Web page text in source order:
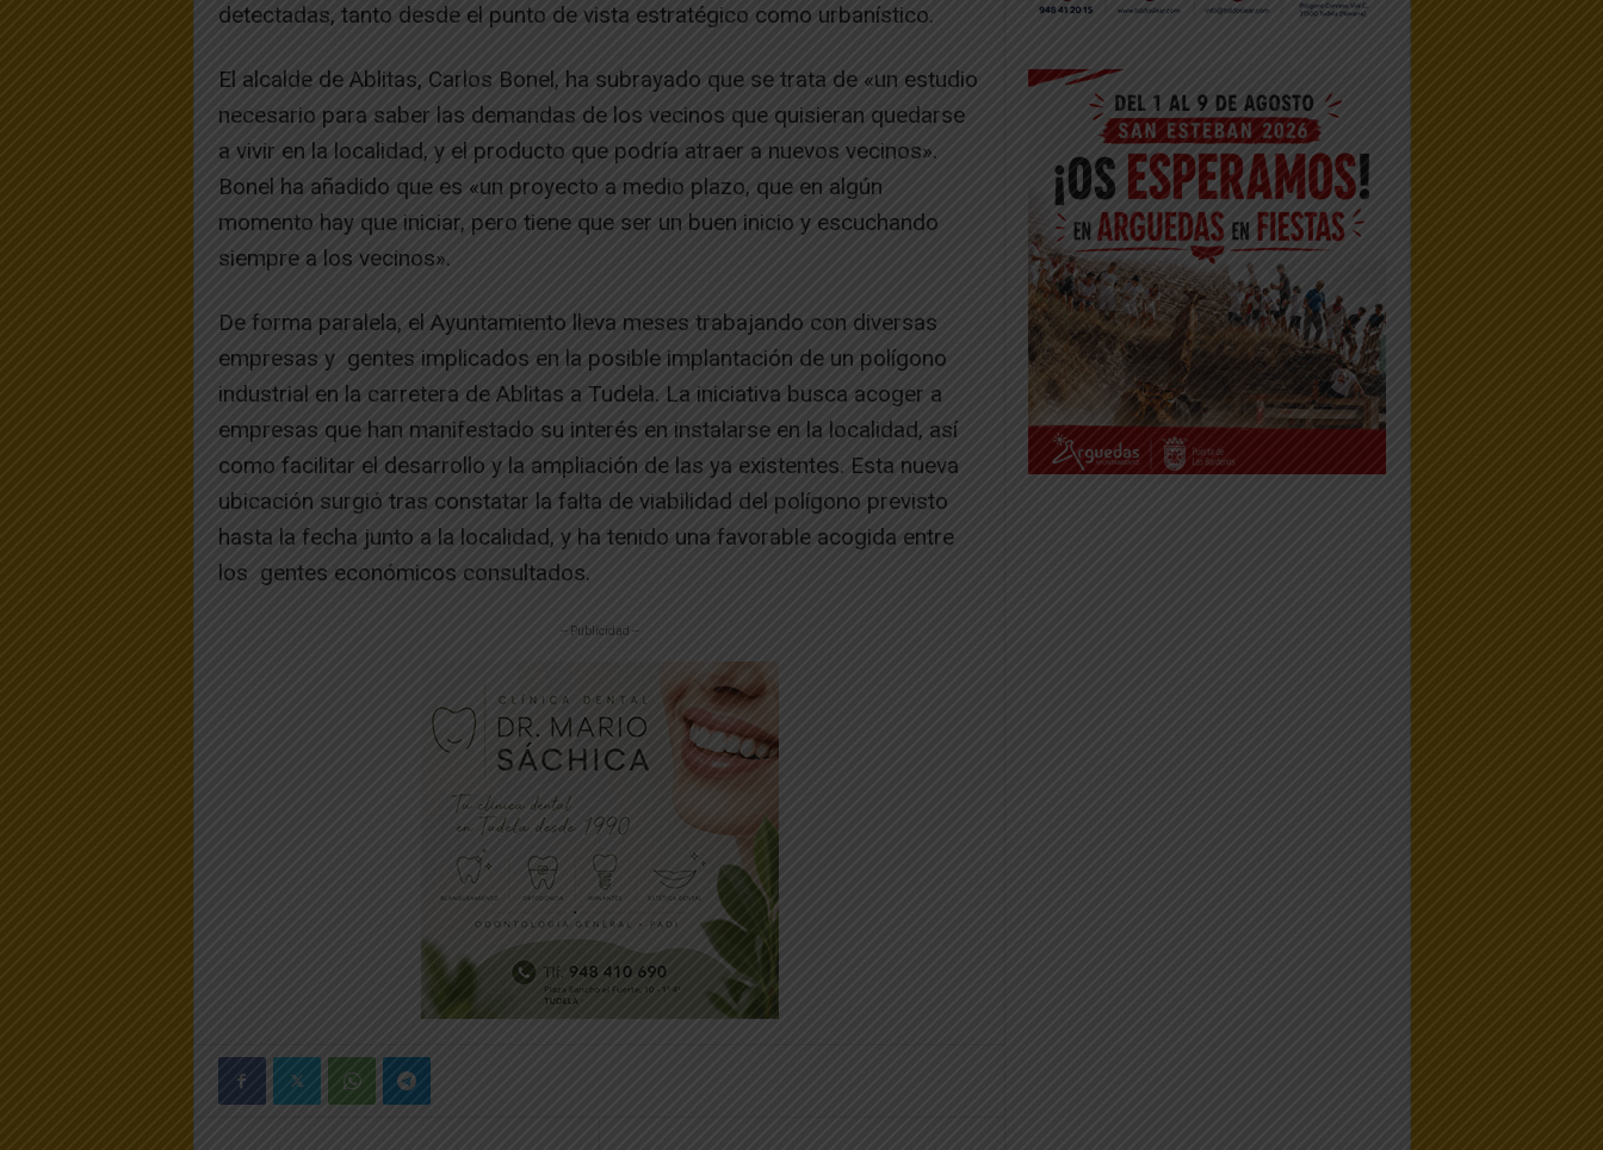
detectadas, tanto desde el punto de vista estratégico como urbanístico.
El alcalde de Ablitas, Carlos Bonel, ha subrayado que se trata de «un estudio
necesario para saber las demandas de los vecinos que quisieran quedarse
a vivir en la localidad, y el producto que podría atraer a nuevos vecinos».
Bonel ha añadido que es «un proyecto a medio plazo, que en algún
momento hay que iniciar, pero tiene que ser un buen inicio y escuchando
siempre a los vecinos».
De forma paralela, el Ayuntamiento lleva meses trabajando con diversas
empresas y gentes implicados en la posible implantación de un polígono
industrial en la carretera de Ablitas a Tudela. La iniciativa busca acoger a
empresas que han manifestado su interés en instalarse en la localidad, así
como facilitar el desarrollo y la ampliación de las ya existentes. Esta nueva
ubicación surgió tras constatar la falta de viabilidad del polígono previsto
hasta la fecha junto a la localidad, y ha tenido una favorable acogida entre
los gentes económicos consultados.
-- Publicidad --